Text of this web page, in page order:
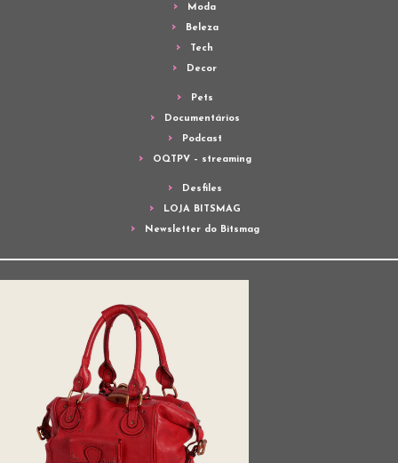
Moda
Beleza
Tech
Decor
Pets
Documentários
Podcast
OQTPV – streaming
Desfiles
LOJA BITSMAG
Newsletter do Bitsmag